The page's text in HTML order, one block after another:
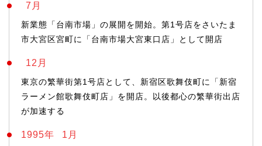
7月
新業態「台南市場」の展開を開始。第1号店をさいたま
市大宮区宮町に「台南市場大宮東口店」として開店
12月
東京の繁華街第1号店として、新宿区歌舞伎町に「新宿
ラーメン館歌舞伎町店」を開店。以後都心の繁華街出店
が加速する
1995年 1月